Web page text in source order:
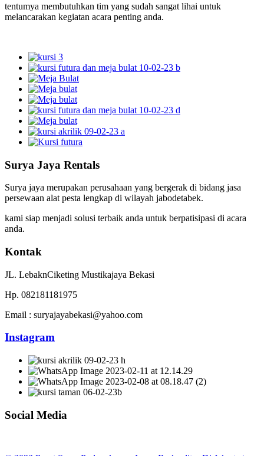
tentumya membutuhkan tim yang sudah sangat lihai untuk
melancarakan kegiatan acara penting anda.
Surya Jaya Rentals
Surya jaya merupakan perusahaan yang bergerak di bidang jasa
persewaan alat pesta lengkap di wilayah jabodetabek.
kami siap menjadi solusi terbaik anda untuk berpatisipasi di acara
anda.
Kontak
JL. LebaknCiketing Mustikajaya Bekasi
Hp. 082181181975
Email : suryajayabekasi@yahoo.com
Instagram
Social Media